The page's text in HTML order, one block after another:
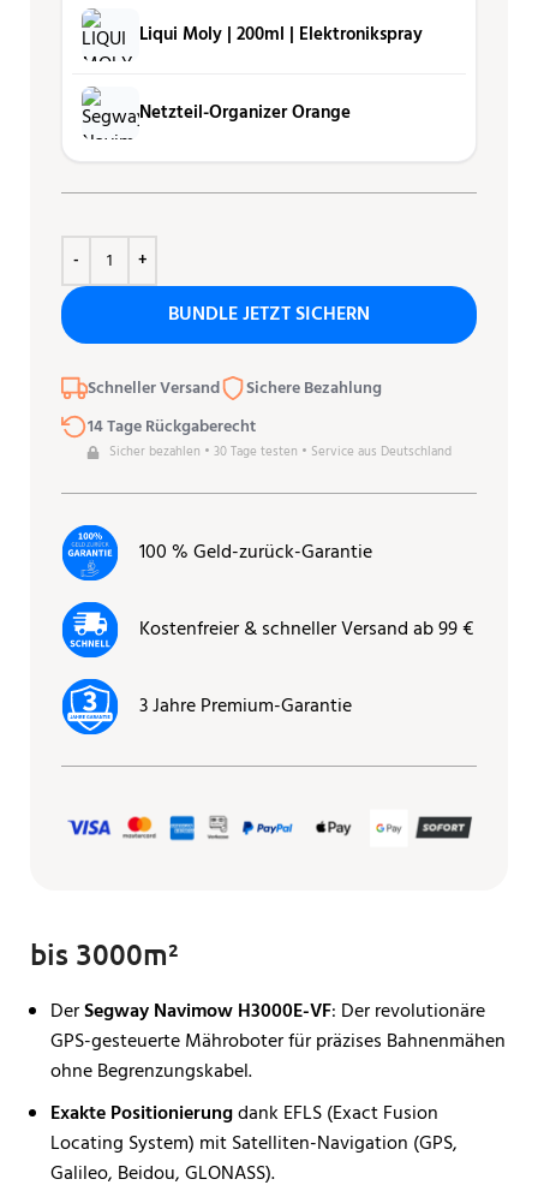
Liqui Moly | 200ml | Elektronikspray
Netzteil-Organizer Orange
BUNDLE JETZT SICHERN
Schneller Versand
Sichere Bezahlung
14 Tage Rückgaberecht
Sicher bezahlen • 30 Tage testen • Service aus Deutschland
100 % Geld-zurück-Garantie
Kostenfreier & schneller Versand ab 99 €
3 Jahre Premium-Garantie
bis 3000m²
DerSegway Navimow H3000E-VF: Der revolutionäre
GPS-gesteuerte Mähroboter für präzises Bahnenmähen
ohne Begrenzungskabel.
Exakte Positionierungdank EFLS (Exact Fusion
Locating System) mit Satelliten-Navigation (GPS,
Galileo, Beidou, GLONASS).